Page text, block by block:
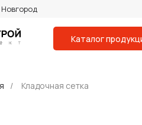
Каталог
/ Кладочная сетка